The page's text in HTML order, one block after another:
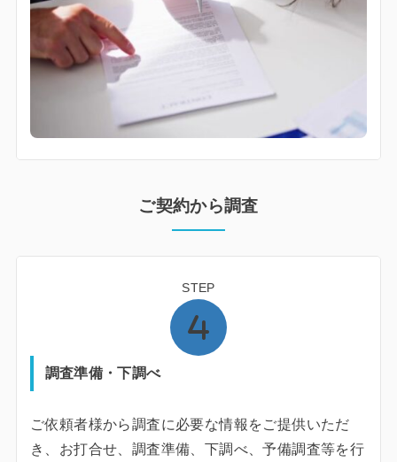
ご契約から調査
STEP
調査準備・下調べ
ご依頼者様から調査に必要な情報をご提供いただ
き、お打合せ、調査準備、下調べ、予備調査等を行